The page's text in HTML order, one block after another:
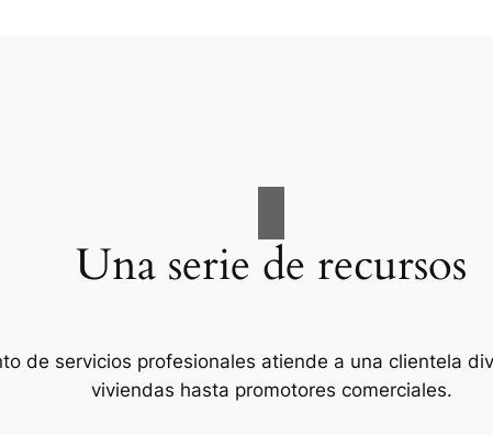
Una serie de recursos
de servicios profesionales atiende a una clientela
viviendas hasta promotores comerciales.